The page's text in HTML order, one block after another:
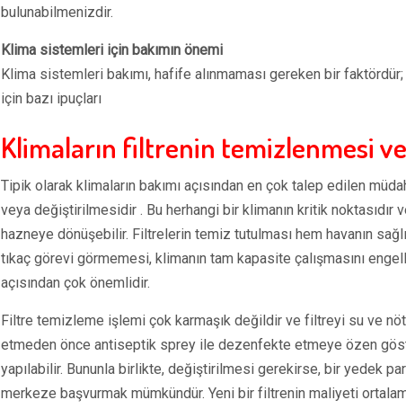
bulunabilmenizdir.
Klima sistemleri için bakımın önemi
Klima sistemleri bakımı, hafife alınmaması gereken bir
için bazı ipuçları
Klimaların filtrenin temizlenmesi
Tipik olarak klimaların bakımı açısından en çok talep edilen
veya değiştirilmesidir . Bu herhangi bir klimanın kritik noktasıdır
hazneye dönüşebilir. Filtrelerin temiz tutulması hem havanın
tıkaç görevi görmemesi, klimanın tam kapasite çalışmasını
açısından çok önemlidir.
Filtre temizleme işlemi çok karmaşık değildir ve filtreyi su ve
etmeden önce antiseptik sprey ile dezenfekte etmeye özen
yapılabilir. Bununla birlikte, değiştirilmesi gerekirse, bir yedek
merkeze başvurmak mümkündür. Yeni bir filtrenin maliyeti